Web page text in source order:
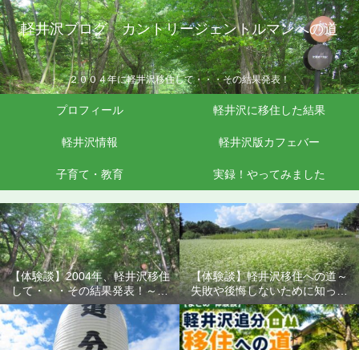
軽井沢ブログ カントリージェントルマンへの道
２００４年に軽井沢移住して・・・その結果発表！
プロフィール 軽井沢に移住した結果
軽井沢情報 軽井沢版カフェバー
子育て・教育 実録！やってみました
【体験談】2004年、軽井沢移住
して・・・その結果発表！～失
敗や後悔しないために知ってお
きたいこと
【体験談】軽井沢移住への道～
失敗や後悔しないために知って
おきたいこと